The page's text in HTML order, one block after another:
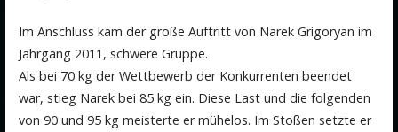
Im Anschluss kam der große Auftritt von Narek Grigoryan im
Jahrgang 2011, schwere Gruppe.
Als bei 70 kg der Wettbewerb der Konkurrenten beendet
war, stieg Narek bei 85 kg ein. Diese Last und die folgenden
von 90 und 95 kg meisterte er mühelos. Im Stoßen setzte er